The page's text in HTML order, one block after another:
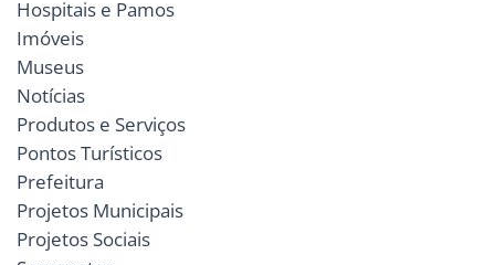
Hospitais e Pamos
Imóveis
Museus
Notícias
Produtos e Serviços
Pontos Turísticos
Prefeitura
Projetos Municipais
Projetos Sociais